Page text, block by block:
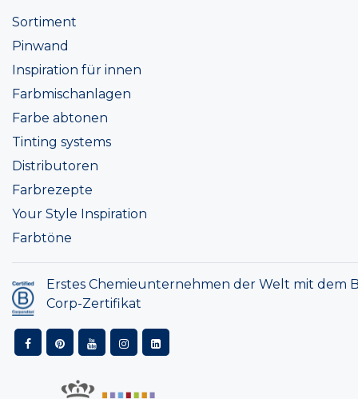
Sortiment
Pinwand
Inspiration für innen
Farbmischanlagen
Farbe abtonen
Tinting systems
Distributoren
Farbrezepte
Your Style Inspiration
Farbtöne
Erstes Chemieunternehmen der Welt mit dem
Corp-Zertifikat